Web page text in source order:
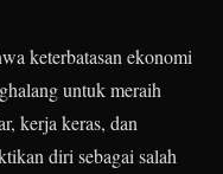
keterbatasan ekonomi
untuk meraih
kerja keras, dan
diri sebagai salah